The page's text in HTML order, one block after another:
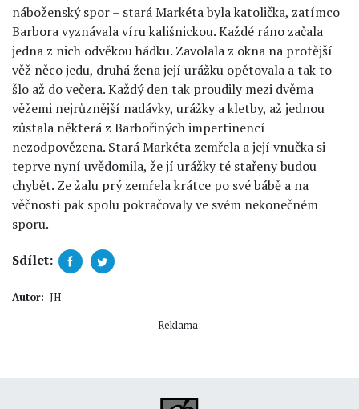
náboženský spor – stará Markéta byla katolička, zatímco
Barbora vyznávala víru kališnickou. Každé ráno začala
jedna z nich odvěkou hádku. Zavolala z okna na protější
věž něco jedu, druhá žena její urážku opětovala a tak to
šlo až do večera. Každý den tak proudily mezi dvěma
věžemi nejrůznější nadávky, urážky a kletby, až jednou
zůstala některá z Barbořiných impertinencí
nezodpovězena. Stará Markéta zemřela a její vnučka si
teprve nyní uvědomila, že jí urážky té stařeny budou
chybět. Ze žalu prý zemřela krátce po své bábě a na
věčnosti pak spolu pokračovaly ve svém nekonečném
sporu.
Sdílet:
Autor: -JH-
Reklama: